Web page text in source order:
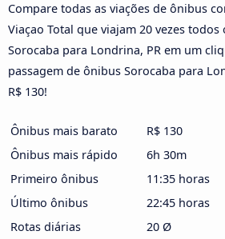
Compare todas as viações de ônibus
Viaçao Total que viajam 20 vezes todos
Sorocaba para Londrina, PR em um
passagem de ônibus Sorocaba para
R$ 130!
Ônibus mais barato
R$ 130
Ônibus mais rápido
6h 30m
Primeiro ônibus
11:35 horas
Último ônibus
22:45 horas
Rotas diárias
20 Ø